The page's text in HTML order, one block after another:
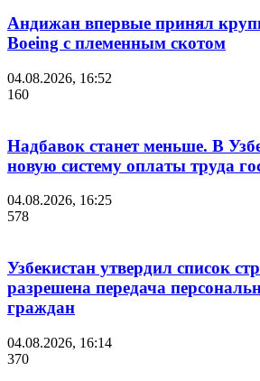
Андижан впервые принял
Boeing с племенным скотом
04.08.2026, 16:52
160
Надбавок станет меньше. В
новую систему оплаты труда
04.08.2026, 16:25
578
Узбекистан утвердил список
разрешена передача
граждан
04.08.2026, 16:14
370